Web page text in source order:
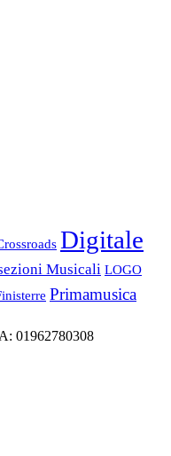
Digitale
Musicali LOGO
Primamusica
01962780308